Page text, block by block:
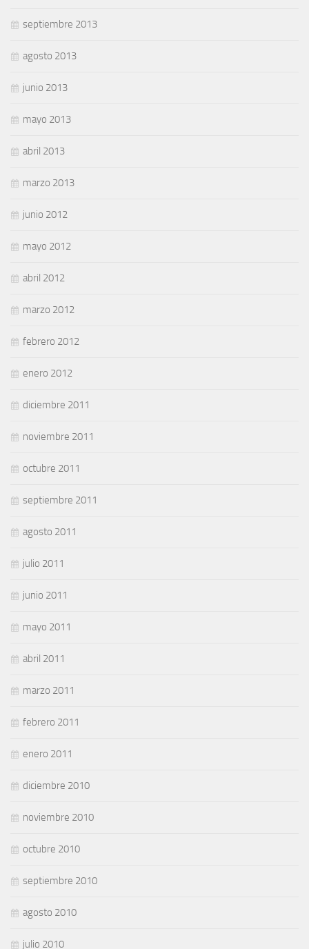
septiembre 2013
agosto 2013
junio 2013
mayo 2013
abril 2013
marzo 2013
junio 2012
mayo 2012
abril 2012
marzo 2012
febrero 2012
enero 2012
diciembre 2011
noviembre 2011
octubre 2011
septiembre 2011
agosto 2011
julio 2011
junio 2011
mayo 2011
abril 2011
marzo 2011
febrero 2011
enero 2011
diciembre 2010
noviembre 2010
octubre 2010
septiembre 2010
agosto 2010
julio 2010